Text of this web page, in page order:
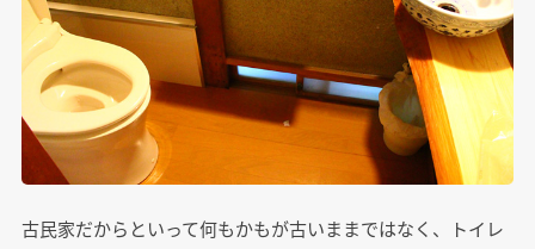
古民家だからといって何もかもが古いままではなく、トイレ